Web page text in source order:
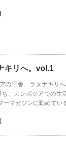
キリへ。vol.1
の田舎、ラタナキリ
、カンボジアでの生
ーマガジンに勤めてい